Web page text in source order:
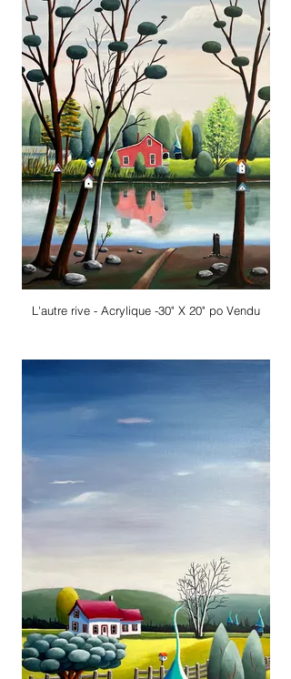
L'autre rive - Acrylique -30" X 20" po Vendu